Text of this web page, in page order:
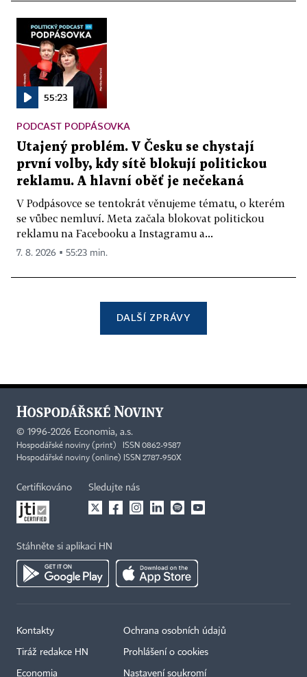
55:23
PODCAST PODPÁSOVKA
Utajený problém. V Česku se chystají
první volby, kdy sítě blokují politickou
reklamu. A hlavní oběť je nečekaná
V Podpásovce se tentokrát věnujeme tématu, o kterém
se vůbec nemluví. Meta začala blokovat politickou
reklamu na Facebooku a Instagramu a...
7. 8. 2026 ▪ 55:23 min.
DALŠÍ ZPRÁVY
© 1996-2026 Economia, a.s.
Hospodářské noviny (print) ISSN 0862-9587
Hospodářské noviny (online) ISSN 2787-950X
Certifikováno Sledujte nás
Stáhněte si aplikaci HN
Kontakty
Tiráž redakce HN
Economia
Ochrana osobních údajů
Prohlášení o cookies
Nastavení soukromí